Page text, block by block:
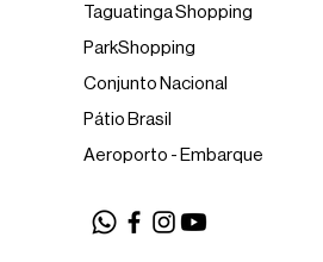
Taguatinga Shopping
ParkShopping
Conjunto Nacional
Pátio Brasil
Aeroporto - Embarque